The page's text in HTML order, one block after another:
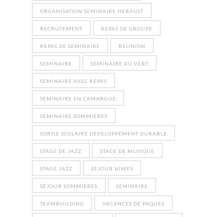
ORGANISATION SEMINAIRE HERAULT
RECRUTEMENT REPAS DE GROUPE
REPAS DE SEMINAIRE REUNION
SEMINAIRE SEMINAIRE AU VERT
SEMINAIRE AVEC REPAS
SEMINAIRE EN CAMARGUE
SEMINAIRE SOMMIERES
SORTIE SCOLAIRE DÉVELOPPEMENT DURABLE
STAGE DE JAZZ STAGE DE MUSIQUE
STAGE JAZZ SÉJOUR NÎMES
SÉJOUR SOMMIÈRES SÉMINAIRE
TEAMBUILDING VACANCES DE PAQUES